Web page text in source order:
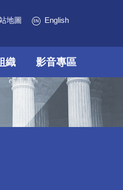
地圖 English
織 影音專區